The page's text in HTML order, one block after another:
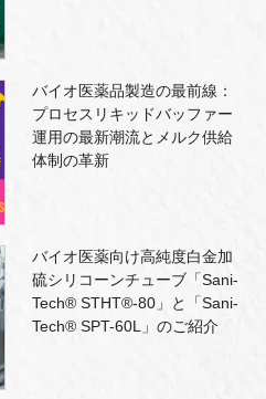
バイオ医薬品製造の最前線：
プロセスリキッドバッファー
運用の最新潮流とメルク供給
体制の革新
バイオ医薬向け高純度白金加
硫シリコーンチューブ「Sani-
Tech® STHT®-80」と「Sani-
Tech® SPT-60L」のご紹介